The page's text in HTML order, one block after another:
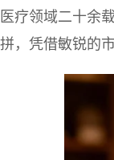
医疗领域二十余
拼，凭借敏锐的